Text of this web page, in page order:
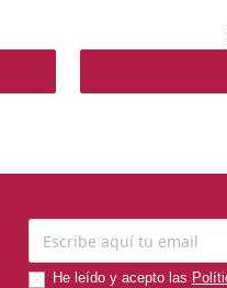
He leído y acepto las